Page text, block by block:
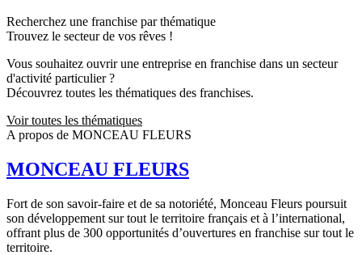
Recherchez une franchise par thématique
Trouvez le secteur de vos rêves !
Vous souhaitez ouvrir une entreprise en franchise dans un secteur
d'activité particulier ?
Découvrez toutes les thématiques des franchises.
Voir toutes les thématiques
A propos de MONCEAU FLEURS
MONCEAU FLEURS
Fort de son savoir-faire et de sa notoriété, Monceau Fleurs poursuit
son développement sur tout le territoire français et à l’international,
offrant plus de 300 opportunités d’ouvertures en franchise sur tout le
territoire.